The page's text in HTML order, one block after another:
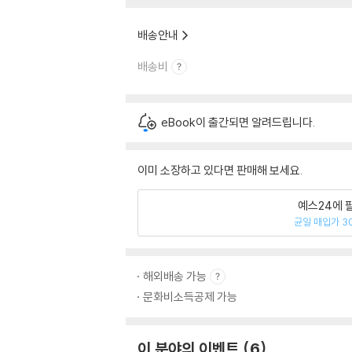
배송안내
배송비
eBook이 출간되면 알려드립니다.
이미 소장하고 있다면 판매해 보세요.
예스24에
균일 매입가
해외배송 가능
문화비소득공제 가능